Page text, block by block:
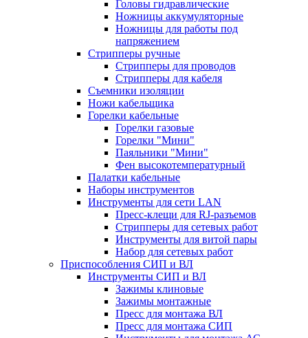
Головы гидравлические
Ножницы аккумуляторные
Ножницы для работы под
напряжением
Стрипперы ручные
Стрипперы для проводов
Стрипперы для кабеля
Съемники изоляции
Ножи кабельщика
Горелки кабельные
Горелки газовые
Горелки "Мини"
Паяльники "Мини"
Фен высокотемпературный
Палатки кабельные
Наборы инструментов
Инструменты для сети LAN
Пресс-клещи для RJ-разъемов
Стрипперы для сетевых работ
Инструменты для витой пары
Набор для сетевых работ
Приспособления СИП и ВЛ
Инструменты СИП и ВЛ
Зажимы клиновые
Зажимы монтажные
Пресс для монтажа ВЛ
Пресс для монтажа СИП